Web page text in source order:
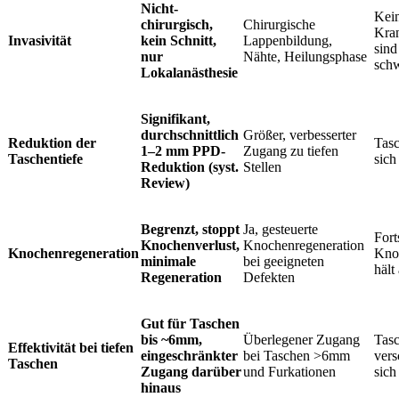
Invasivität
Nicht-
chirurgisch,
kein Schnitt,
nur
Lokalanästhesie
Chirurgische
Lappenbildung,
Nähte, Heilungsphase
sind
Reduktion der
Taschentiefe
Signifikant,
durchschnittlich
1–2 mm PPD-
Reduktion (syst.
Review)
Größer, verbesserter
Zugang zu tiefen
Stellen
Knochenregeneration
Begrenzt, stoppt
Knochenverlust,
minimale
Regeneration
Ja, gesteuerte
Knochenregeneration
bei geeigneten
Defekten
hält
Effektivität bei tiefen
Taschen
Gut für Taschen
bis ~6mm,
eingeschränkter
Zugang darüber
hinaus
Überlegener Zugang
bei Taschen >6mm
und Furkationen